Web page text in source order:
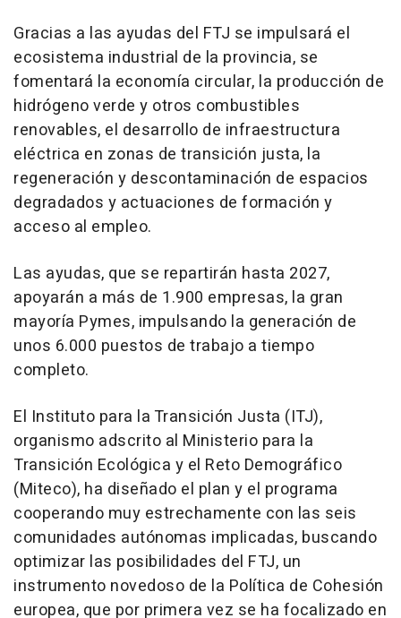
Gracias a las ayudas del FTJ se impulsará el
ecosistema industrial de la provincia, se
fomentará la economía circular, la producción de
hidrógeno verde y otros combustibles
renovables, el desarrollo de infraestructura
eléctrica en zonas de transición justa, la
regeneración y descontaminación de espacios
degradados y actuaciones de formación y
acceso al empleo.
Las ayudas, que se repartirán hasta 2027,
apoyarán a más de 1.900 empresas, la gran
mayoría Pymes, impulsando la generación de
unos 6.000 puestos de trabajo a tiempo
completo.
El Instituto para la Transición Justa (ITJ),
organismo adscrito al Ministerio para la
Transición Ecológica y el Reto Demográfico
(Miteco), ha diseñado el plan y el programa
cooperando muy estrechamente con las seis
comunidades autónomas implicadas, buscando
optimizar las posibilidades del FTJ, un
instrumento novedoso de la Política de Cohesión
europea, que por primera vez se ha focalizado en